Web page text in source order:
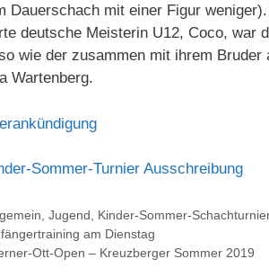
Dauerschach mit einer Figur
deutsche Meisterin U12, Coco, war
wie der zusammen mit ihrem
Wartenberg.
Sommer-Turnier Ausschreibung
Jugend
Kinder-Sommer-
am Dienstag
Ott-Open – Kreuzberger Sommer 2019